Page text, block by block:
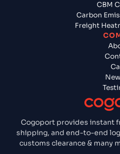
Cogoport provides instant
shipping, and end-to-end
customs clearance & many
CBM
Carbon
Freight